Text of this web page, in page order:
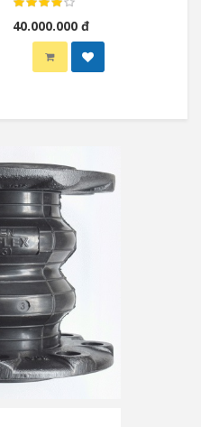
Single Seat Globe Valves
40.000.000 đ